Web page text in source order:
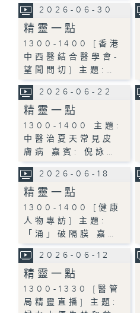
2026-06-30
精靈一點
1300-1400 [香港
中西醫結合醫學會-
望聞問切] 主題:…
2026-06-22
精靈一點
1300-1400 主題:
中醫治夏天常見皮
膚病 嘉賓: 倪詠…
2026-06-18
精靈一點
1300-1400 [健康
人物專訪] 主題:
「涌」破隔膜 嘉…
2026-06-12
精靈一點
1300-1330 [醫管
局精靈直播] 主題: